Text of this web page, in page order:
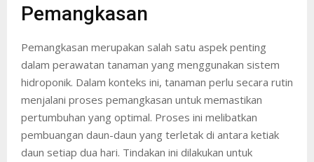
Pemangkasan
Pemangkasan merupakan salah satu aspek penting
dalam perawatan tanaman yang menggunakan sistem
hidroponik. Dalam konteks ini, tanaman perlu secara rutin
menjalani proses pemangkasan untuk memastikan
pertumbuhan yang optimal. Proses ini melibatkan
pembuangan daun-daun yang terletak di antara ketiak
daun setiap dua hari. Tindakan ini dilakukan untuk